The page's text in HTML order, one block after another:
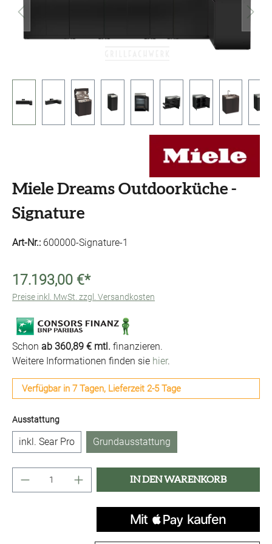
Miele Dreams Outdoorküche -
Signature
Art-Nr.: 600000-Signature-1
17.193,00 €*
Preise inkl. MwSt. zzgl. Versandkosten
Schon ab 360,89 € mtl. finanzieren.
Weitere Informationen finden sie hier.
Verfügbar in 7 Tagen, Lieferzeit 2-5 Tage
Ausstattungauswählen
inkl. Sear Pro Grundausstattung
Produkt Anzahl: Gib den gewünschten
IN DEN WARENKORB